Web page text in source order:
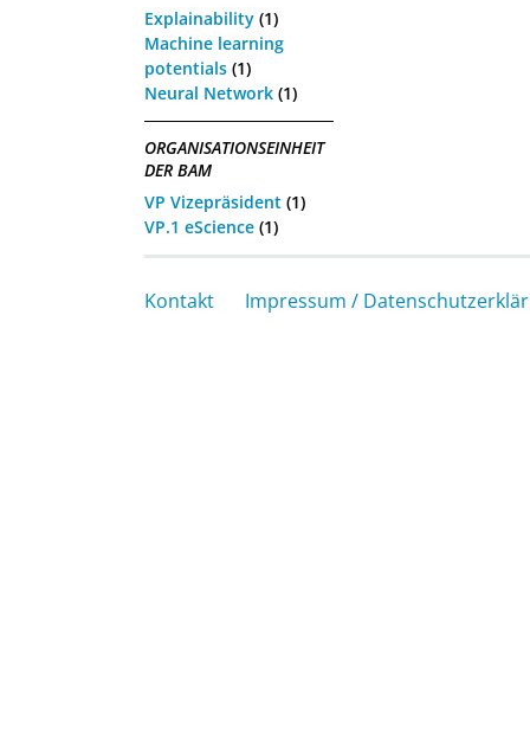
Explainability (1)
Machine learning
potentials (1)
Neural Network (1)
ORGANISATIONSEINHEIT
DER BAM
VP Vizepräsident (1)
VP.1 eScience (1)
Kontakt Impressum /